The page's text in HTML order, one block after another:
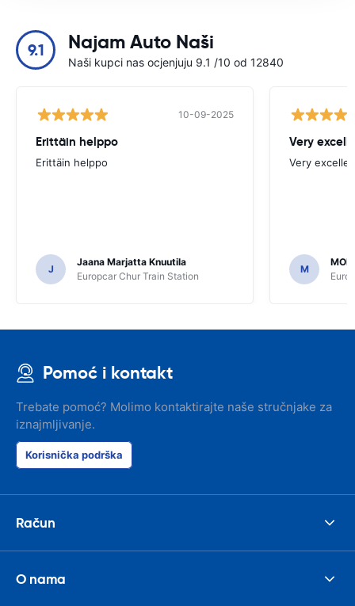
9.1 Najam Auto Naši
Naši kupci nas ocjenjuju 9.1 /10 od 12840
10-09-2025
Erittäin helppo
Erittäin helppo
J
Jaana Marjatta Knuutila
Europcar Chur Train Station
Very
Very
M
Pomoć i kontakt
Trebate pomoć? Molimo kontaktirajte naše stručnjake za
iznajmljivanje.
Korisnička podrška
Račun
O nama